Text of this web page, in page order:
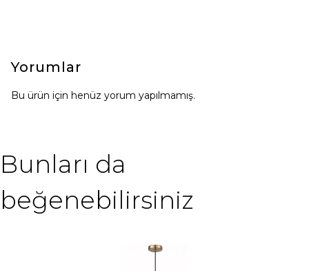
Yorumlar
Bu ürün için henüz yorum yapılmamış.
Bunları da
beğenebilirsiniz